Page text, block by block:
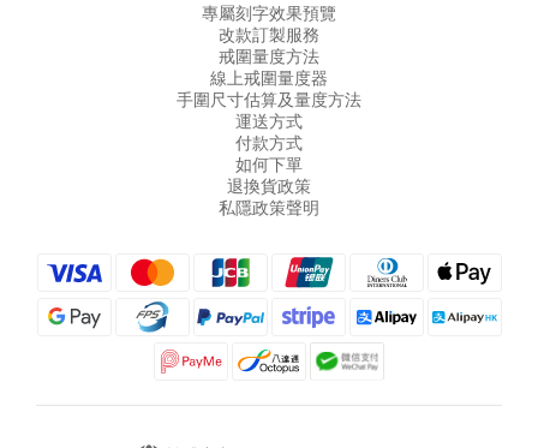
專屬刻字效果預覽
改款訂製服務
戒圍量度方法
線上戒圍量度器
手圍尺寸估算及量度方法
運送方式
付款方式
如何下單
退換貨政策
私隱政策聲明